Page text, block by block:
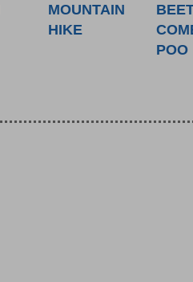
MOUNTAIN
HIKE
POO